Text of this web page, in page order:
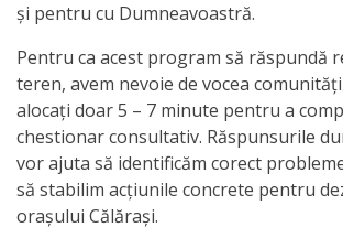
colaboratorilor
Primăriei
Călăraşi
Contabilitate
și pentru cu Dumneavoastră.
Pentru ca acest program să răspundă
teren, avem nevoie de vocea
alocați doar 5 – 7 minute pentru a
chestionar consultativ. Răspunsurile
vor ajuta să identificăm corect
să stabilim acțiunile concrete pentru
orașului Călărași.